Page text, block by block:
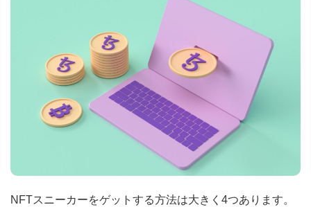
NFTスニーカーをゲットする方法は大きく4つあります。